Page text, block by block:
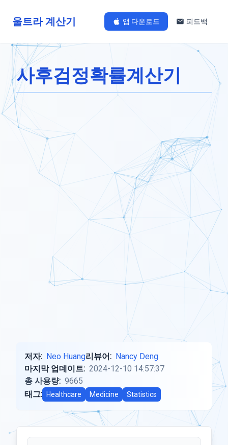
울트라 계산기 앱 다운로드 피드백
사후검정확률계산기
저자: Neo Huang리뷰어: Nancy Deng
마지막 업데이트: 2024-12-10 14:57:37
총 사용량: 9665
태그:
Healthcare Medicine Statistics